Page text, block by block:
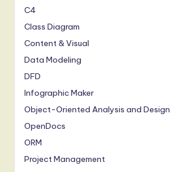
C4
Class Diagram
Content & Visual
Data Modeling
DFD
Infographic Maker
Object-Oriented Analysis and Design
OpenDocs
ORM
Project Management